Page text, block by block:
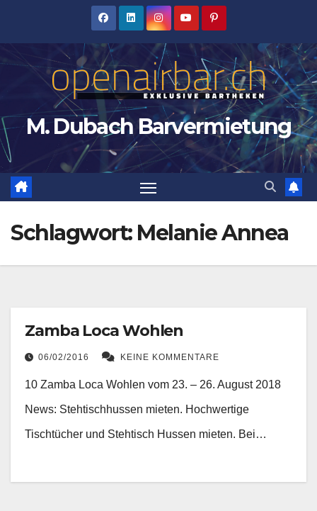
M. Dubach Barvermietung
Schlagwort: Melanie Annea
Zamba Loca Wohlen
06/02/2016 KEINE KOMMENTARE
10 Zamba Loca Wohlen vom 23. – 26. August 2018
News: Stehtischhussen mieten. Hochwertige
Tischtücher und Stehtisch Hussen mieten. Bei…